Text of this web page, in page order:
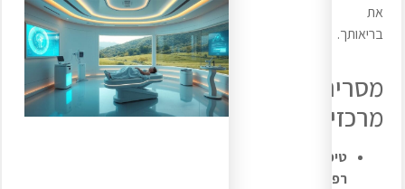
את
בריאותך.
מסרים
מרכזיים
טיפולים
רפואיים